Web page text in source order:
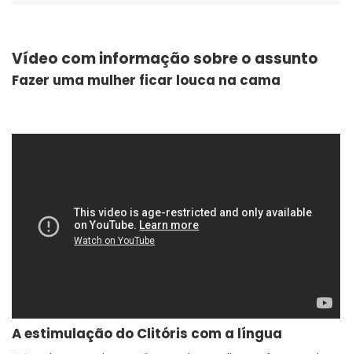
Vídeo com informação sobre o assunto
Fazer uma mulher ficar louca na cama
A estimulação do Clitóris com a língua